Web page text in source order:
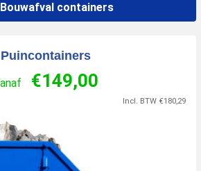
containers
Puincontainers
€149,00
Incl. BTW €180,29